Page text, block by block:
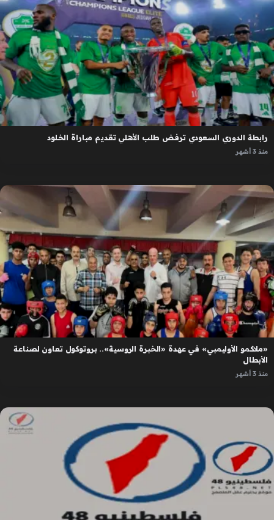
رابطة الدوري السعودي ترفض طلب الأهلي تقديم مباراة الخلود
منذ 3 أشهر
«ملاكمو الأوليمبي» في عهدة «الخبرة الروسية».. بروتوكول تعاون لصناعة
الأبطال
منذ 3 أشهر